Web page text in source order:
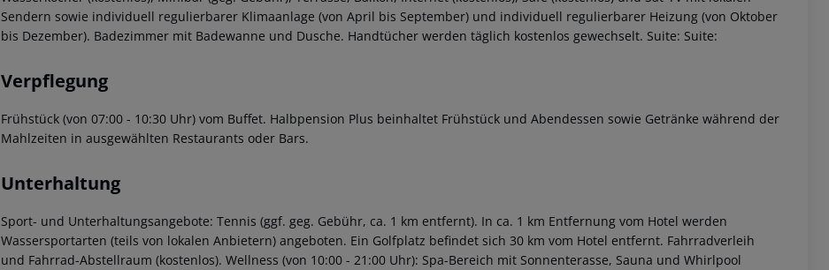
Sendern sowie individuell regulierbarer Klimaanlage (von April bis September) und individuell regulierbarer Heizung (von Oktober
bis Dezember). Badezimmer mit Badewanne und Dusche. Handtücher werden täglich kostenlos gewechselt. Suite: Suite:
Verpflegung
Frühstück (von 07:00 - 10:30 Uhr) vom Buffet. Halbpension Plus beinhaltet Frühstück und Abendessen sowie Getränke während der
Mahlzeiten in ausgewählten Restaurants oder Bars.
Unterhaltung
Sport- und Unterhaltungsangebote: Tennis (ggf. geg. Gebühr, ca. 1 km entfernt). In ca. 1 km Entfernung vom Hotel werden
Wassersportarten (teils von lokalen Anbietern) angeboten. Ein Golfplatz befindet sich 30 km vom Hotel entfernt. Fahrradverleih
und Fahrrad-Abstellraum (kostenlos). Wellness (von 10:00 - 21:00 Uhr): Spa-Bereich mit Sonnenterasse, Sauna und Whirlpool